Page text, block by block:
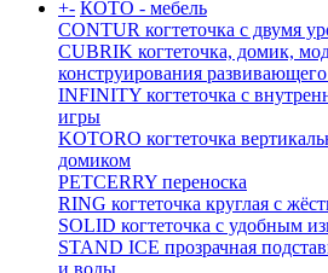
+- КОТО - мебель
CONTUR когтеточка с двумя
CUBRIK когтеточка, домик,
конструирования
INFINITY когтеточка с
игры
KOTORO когтеточка
домиком
PETCERRY переноска
RING когтеточка круглая с
SOLID когтеточка с удобным
STAND ICE прозрачная
и воды